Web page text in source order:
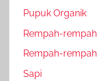
Pupuk Organik
Rempah-rempah
Rempah-rempah
Sapi